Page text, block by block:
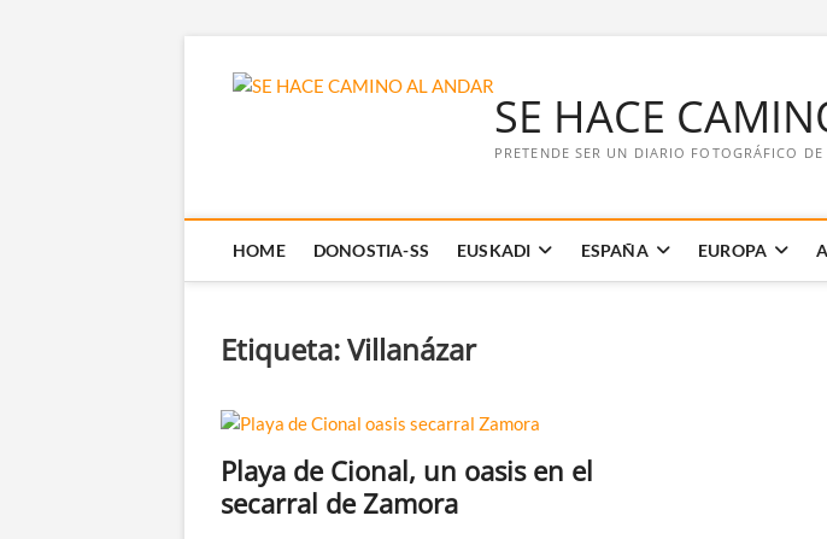
SE HACE
PRETENDE SER UN DIARIO FOTOGRÁFICO
HOME DONOSTIA-SS EUSKADI ESPAÑA EUROPA
Etiqueta:Villanázar
Playa de Cional, un oasis en el
secarral de Zamora